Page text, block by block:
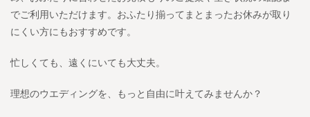
でご利用いただけます。おふたり揃ってまとまったお休みが取り
にくい方にもおすすめです。
忙しくても、遠くにいても大丈夫。
理想のウエディングを、もっと自由に叶えてみませんか？